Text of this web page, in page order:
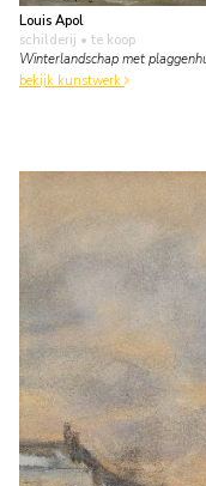
Louis Apol
schilderij • te koop
Winterlandschap met
bekijk kunstwerk